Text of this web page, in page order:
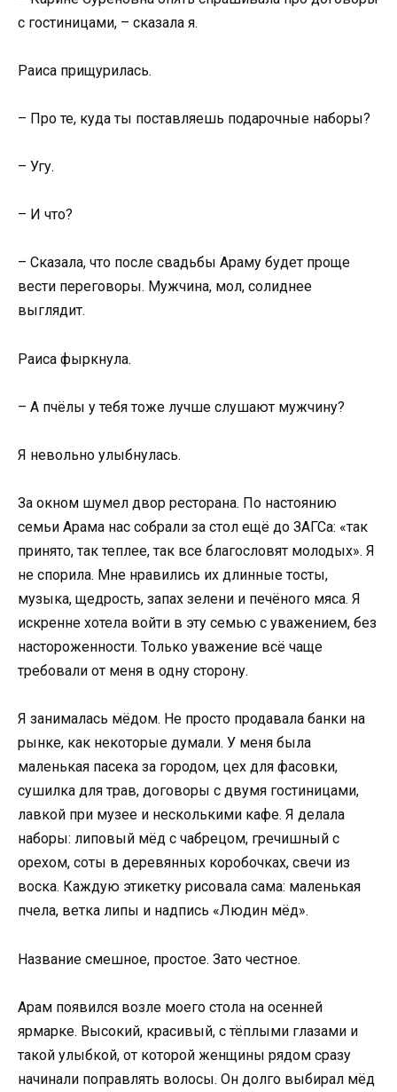
с гостиницами, – сказала я.
Раиса прищурилась.
– Про те, куда ты поставляешь подарочные наборы?
– Угу.
– И что?
– Сказала, что после свадьбы Араму будет проще
вести переговоры. Мужчина, мол, солиднее
выглядит.
Раиса фыркнула.
– А пчёлы у тебя тоже лучше слушают мужчину?
Я невольно улыбнулась.
За окном шумел двор ресторана. По настоянию
семьи Арама нас собрали за стол ещё до ЗАГСа: «так
принято, так теплее, так все благословят молодых». Я
не спорила. Мне нравились их длинные тосты,
музыка, щедрость, запах зелени и печёного мяса. Я
искренне хотела войти в эту семью с уважением, без
настороженности. Только уважение всё чаще
требовали от меня в одну сторону.
Я занималась мёдом. Не просто продавала банки на
рынке, как некоторые думали. У меня была
маленькая пасека за городом, цех для фасовки,
сушилка для трав, договоры с двумя гостиницами,
лавкой при музее и несколькими кафе. Я делала
наборы: липовый мёд с чабрецом, гречишный с
орехом, соты в деревянных коробочках, свечи из
воска. Каждую этикетку рисовала сама: маленькая
пчела, ветка липы и надпись «Людин мёд».
Название смешное, простое. Зато честное.
Арам появился возле моего стола на осенней
ярмарке. Высокий, красивый, с тёплыми глазами и
такой улыбкой, от которой женщины рядом сразу
начинали поправлять волосы. Он долго выбирал мёд